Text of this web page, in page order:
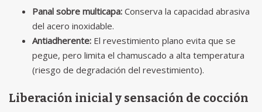
Panal sobre multicapa: Conserva la capacidad abrasiva
del acero inoxidable.
Antiadherente: El revestimiento plano evita que se
pegue, pero limita el chamuscado a alta temperatura
(riesgo de degradación del revestimiento).
Liberación inicial y sensación de cocción